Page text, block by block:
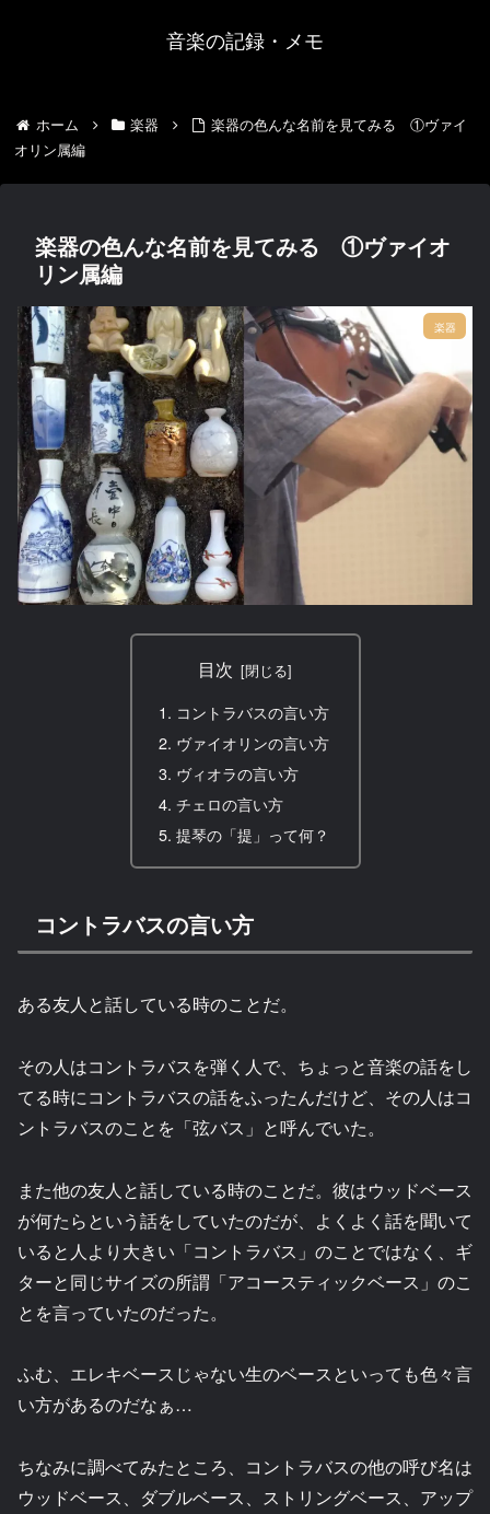
音楽の記録・メモ
ホーム 楽器
楽器の色んな名前を見てみる ①ヴァイ
オリン属編
楽器の色んな名前を見てみる ①ヴァイオ
リン属編
楽器
目次
コントラバスの言い方
ヴァイオリンの言い方
ヴィオラの言い方
チェロの言い方
提琴の「提」って何？
コントラバスの言い方
ある友人と話している時のことだ。
その人はコントラバスを弾く人で、ちょっと音楽の話をし
てる時にコントラバスの話をふったんだけど、その人はコ
ントラバスのことを「弦バス」と呼んでいた。
また他の友人と話している時のことだ。彼はウッドベース
が何たらという話をしていたのだが、よくよく話を聞いて
いると人より大きい「コントラバス」のことではなく、ギ
ターと同じサイズの所謂「アコースティックベース」のこ
とを言っていたのだった。
ふむ、エレキベースじゃない生のベースといっても色々言
い方があるのだなぁ…
ちなみに調べてみたところ、コントラバスの他の呼び名は
ウッドベース、ダブルベース、ストリングベース、アップ